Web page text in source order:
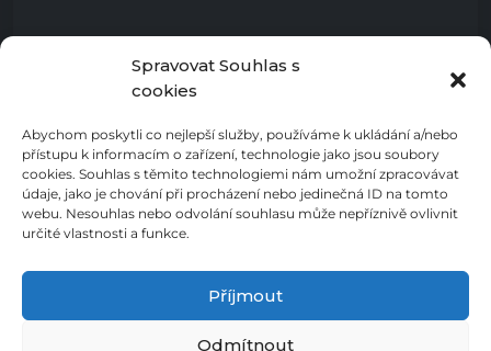
Spravovat Souhlas s
cookies
Abychom poskytli co nejlepší služby, používáme k ukládání a/nebo
přístupu k informacím o zařízení, technologie jako jsou soubory
cookies. Souhlas s těmito technologiemi nám umožní zpracovávat
údaje, jako je chování při procházení nebo jedinečná ID na tomto
webu. Nesouhlas nebo odvolání souhlasu může nepříznivě ovlivnit
určité vlastnosti a funkce.
Příjmout
Odmítnout
Zásady ochrany osobních údajů